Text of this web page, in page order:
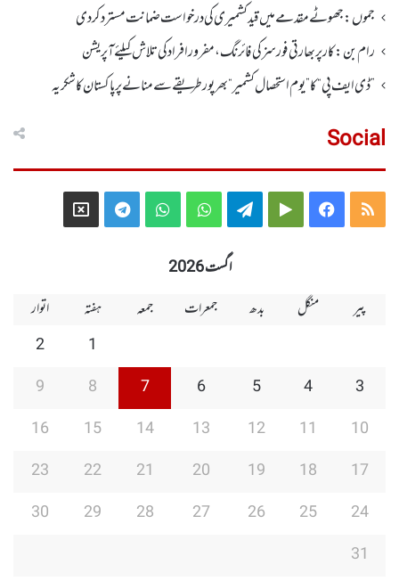
جموں :جھوٹے مقدمے میں قید کشمیری کی درخواست ضمانت مسترد کردی
رام بن : کار پربھارتی فورسز کی فائرنگ،مفرور افراد کی تلاش کیلئے آپریشن
”ڈی ایف پی “ کا ” یوم استحصال کشمیر “ بھر پور طریقے سے منانے پر پاکستان کا شکریہ
Social
RSS
Facebook
Google
Telegram
WhatsApp
WhatsApp
Telegram
X
اگست 2026
پیر
منگل بدھ جمعرات جمعہ ہفتہ
اتوار
1
2
3
4
5
6
7
8
9
10
11
12
13
14
15
16
17
18
19
20
21
22
23
24
25
26
27
28
29
30
31